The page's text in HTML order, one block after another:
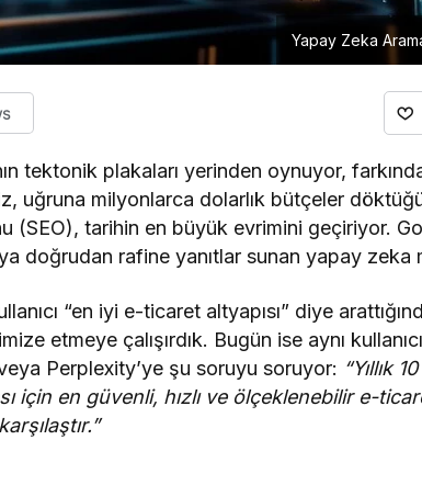
Yapay Zeka
tektonik plakaları yerinden oynuyor, farkında
uğruna milyonlarca dolarlık bütçeler
(SEO), tarihin en büyük evrimini geçiriyor.
doğrudan rafine yanıtlar sunan yapay zeka
“en iyi e-ticaret altyapısı” diye
etmeye çalışırdık. Bugün ise aynı
Perplexity’ye şu soruyu soruyor: “Yıllık
için en güvenli, hızlı ve ölçeklenebilir e-